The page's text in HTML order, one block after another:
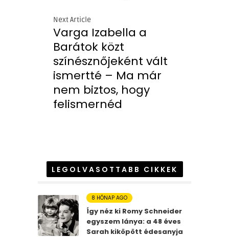
Next Article
Varga Izabella a
Barátok közt
színésznőjeként vált
ismertté – Ma már
nem biztos, hogy
felismernéd
LEGOLVASOTTABB CIKKEK
8 HÓNAP AGO
Így néz ki Romy Schneider
egyszem lánya: a 48 éves
Sarah kiköpött édesanyja